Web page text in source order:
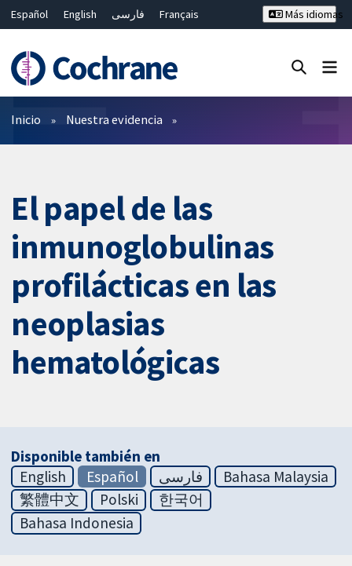
Español English فارسی
Français
Bahasa Malaysia
ไทย 繁體中文
Más idiomas
Filtros
Inicio Nuestra evidencia
El papel de las
inmunoglobulinas
profilácticas en las
neoplasias
hematológicas
Disponible también en
English
Español فارسی
Bahasa Malaysia
繁體中文
Polski
한국어
Bahasa Indonesia